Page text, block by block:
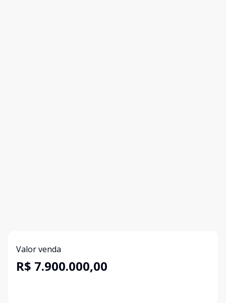
Valor venda
R$ 7.900.000,00